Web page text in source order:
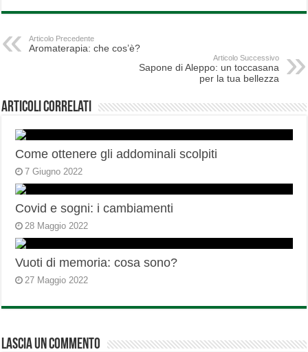
Articolo Precedente
Aromaterapia: che cos’è?
Articolo Successivo
Sapone di Aleppo: un toccasana
per la tua bellezza
Articoli correlati
Come ottenere gli addominali scolpiti
7 Giugno 2022
Covid e sogni: i cambiamenti
28 Maggio 2022
Vuoti di memoria: cosa sono?
27 Maggio 2022
Lascia un commento